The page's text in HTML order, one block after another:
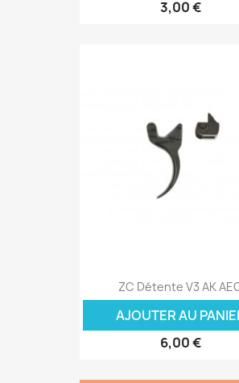
3,00 €
ZC Détente V3 AK
AJOUTER AU
6,00 €